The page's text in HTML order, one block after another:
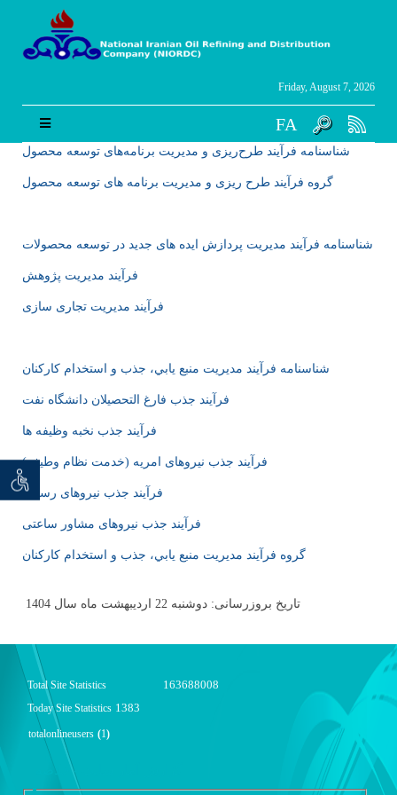
Friday, August 7, 2026
FA
توان
شناسنامه فرآیند طرح‌ریزی و مدیریت برنامه‌های توسعه محصول
گروه فرآیند طرح ریزی و مدیریت برنامه های توسعه محصول
شناسنامه فرآيند مدیریت پردازش ایده های جدید در توسعه محصولات
فرآیند مدیریت پژوهش
فرآیند مدیریت تجاری سازی
شناسنامه فرآیند مديريت منبع يابي، جذب و استخدام كاركنان
فرآیند جذب فارغ التحصیلان دانشگاه نفت
فرآیند جذب نخبه وظیفه ها
فرآیند جذب نیروهای امریه (خدمت نظام وطیفه)
فرآیند جذب نیروهای رسمی
فرآیند جذب نیروهای مشاور ساعتی
گروه فرآیند مديريت منبع يابي، جذب و استخدام كاركنان
تاریخ بروزرسانی: دوشنبه 22 اردیبهشت ماه سال 1404
Total Site Statistics 163688008
Today Site Statistics 1383
totalonlineusers (1)
گزارش آمار سایت - خلاصه